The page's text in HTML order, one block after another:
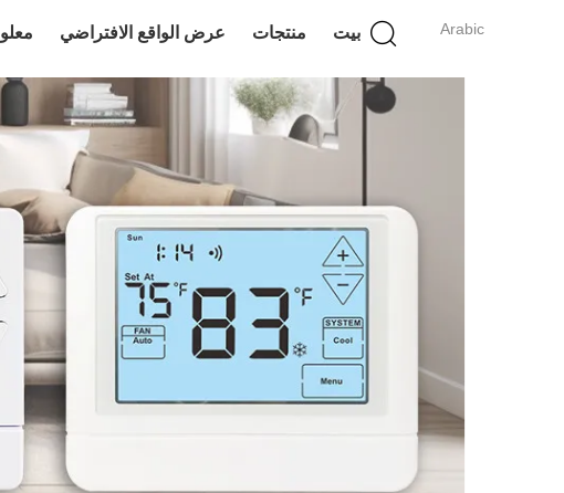
Arabic بيت منتجات عرض الواقع الافتراضي